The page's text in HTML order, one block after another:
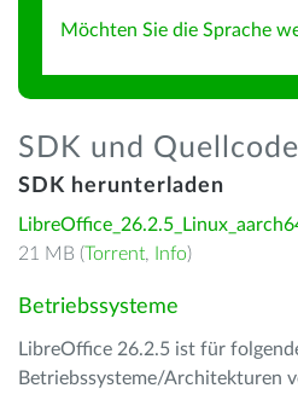
Möchten Sie die Sprache
SDK und Quellcode
SDK herunterladen
21 MB (Torrent, Info)
Betriebssysteme
LibreOffice 26.2.5 ist für
Betriebssysteme/Architekturen